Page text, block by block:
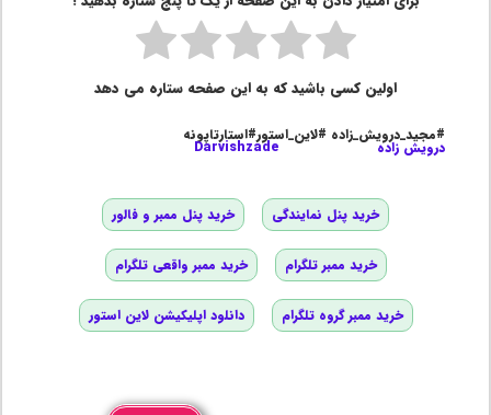
اولین کسی باشید که به این صفحه ستاره می دهد
#مجید_درویش_زاده #لاین_استور#استارتاپونه
درویش زاده Darvishzade
خرید پنل نمایندگی خرید پنل ممبر و فالور
خرید ممبر تلگرام خرید ممبر واقعی تلگرام
خرید ممبر گروه تلگرام دانلود اپلیکیشن لاین استور